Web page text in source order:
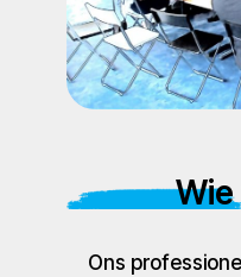
Wie
Ons